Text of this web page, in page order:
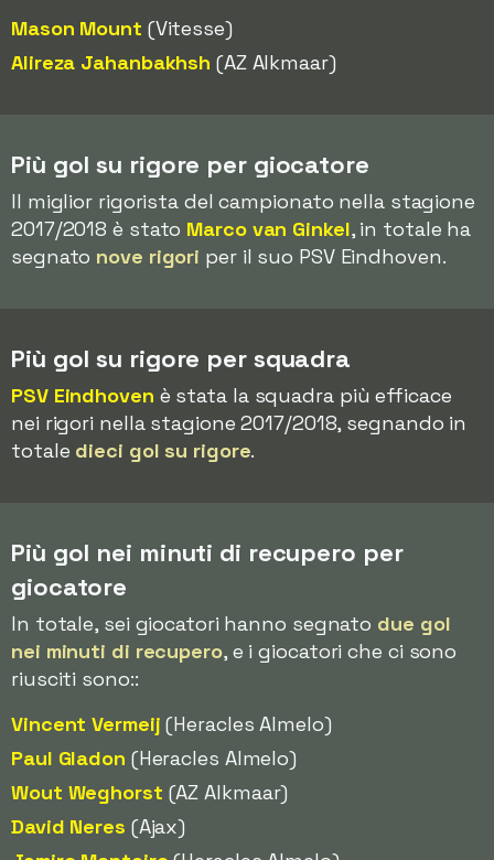
Mason Mount (Vitesse)
Alireza Jahanbakhsh (AZ Alkmaar)
Più gol su rigore per giocatore
Il miglior rigorista del campionato nella stagione
2017/2018 è stato Marco van Ginkel, in totale ha
segnato nove rigori per il suo PSV Eindhoven.
Più gol su rigore per squadra
PSV Eindhoven è stata la squadra più efficace
nei rigori nella stagione 2017/2018, segnando in
totale dieci gol su rigore.
Più gol nei minuti di recupero per
giocatore
In totale, sei giocatori hanno segnato due gol
nei minuti di recupero, e i giocatori che ci sono
riusciti sono::
Vincent Vermeij (Heracles Almelo)
Paul Gladon (Heracles Almelo)
Wout Weghorst (AZ Alkmaar)
David Neres (Ajax)